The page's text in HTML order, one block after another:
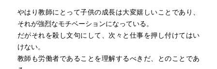
やはり教師にとって子供の成長は大変嬉しいことであり、
それが強烈なモチベーションになっている。
だがそれを殺し文句にして、次々と仕事を押し付けてはい
けない。
教師も労働者であることを理解するべきだ、とのことであ